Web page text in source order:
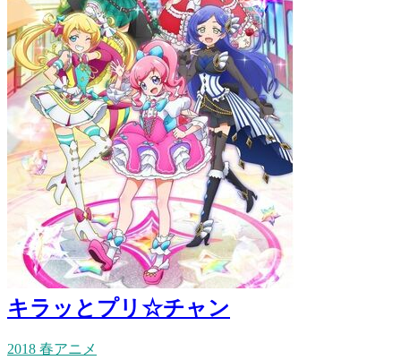
キラッとプリ☆チャン
2018 春アニメ